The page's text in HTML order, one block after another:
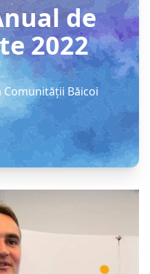
de
2022
Comunităţii Băicoi